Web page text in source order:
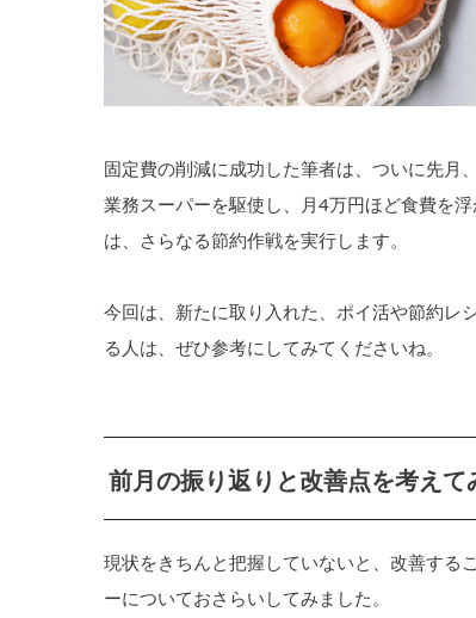
固定費の削減に成功した筆者は、ついに先月
業務スーパーを駆使し、月4万円ほど食費を
は、さらなる節約作戦を実行します。
今回は、新たに取り入れた、ポイ活や節約レ
る人は、ぜひ参考にしてみてくださいね。
前月の振り返りと改善点を考えて
現状をきちんと把握していないと、改善する
ーについておさらいしてみました。